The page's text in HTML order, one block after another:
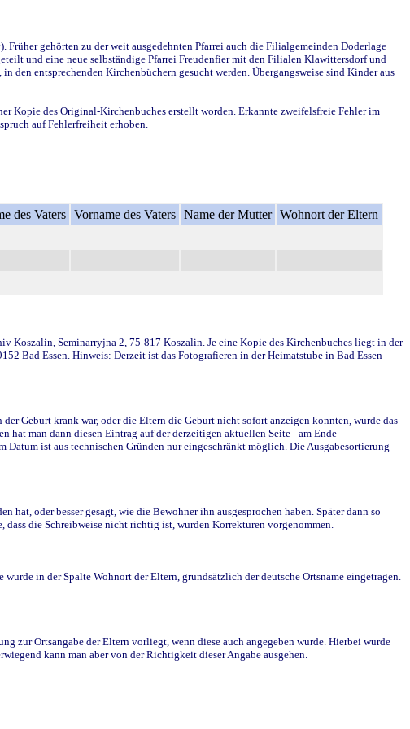
gehörten zu der weit ausgedehnten Pfarrei auch die Filialgemeinden Doderlage
und eine neue selbständige Pfarrei Freudenfier mit den Filialen Klawittersdorf und
entsprechenden Kirchenbüchern gesucht werden. Übergangsweise sind Kinder aus
Kopie des Original-Kirchenbuches erstellt worden. Erkannte zweifelsfreie Fehler im
auf Fehlerfreiheit erhoben.
des Vaters Vorname des Vaters Name der Mutter Wohnort der Eltern
Koszalin, Seminarryjna 2, 75-817 Koszalin. Je eine Kopie des Kirchenbuches liegt in der
Bad Essen. Hinweis: Derzeit ist das Fotografieren in der Heimatstube in Bad Essen
Geburt krank war, oder die Eltern die Geburt nicht sofort anzeigen konnten, wurde das
hat man dann diesen Eintrag auf der derzeitigen aktuellen Seite - am Ende -
ist aus technischen Gründen nur eingeschränkt möglich. Die Ausgabesortierung
oder besser gesagt, wie die Bewohner ihn ausgesprochen haben. Später dann so
die Schreibweise nicht richtig ist, wurden Korrekturen vorgenommen.
in der Spalte Wohnort der Eltern, grundsätzlich der deutsche Ortsname eingetragen.
zur Ortsangabe der Eltern vorliegt, wenn diese auch angegeben wurde. Hierbei wurde
kann man aber von der Richtigkeit dieser Angabe ausgehen.